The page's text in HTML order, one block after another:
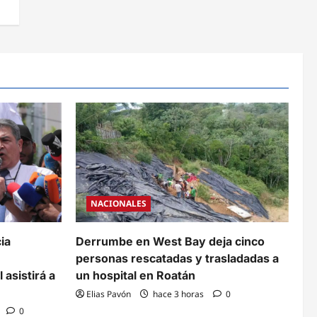
asistirá a
0
NACIONALES
Derrumbe en West Bay deja cinco
personas rescatadas y trasladadas a
un hospital en Roatán
Elias Pavón hace 3 horas 0